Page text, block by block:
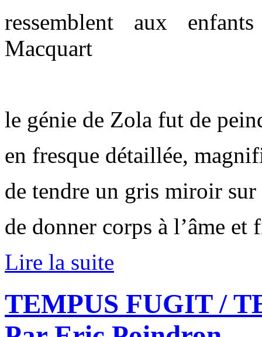
ressemblent aux
Macquart
le génie de Zola fut de
en fresque détaillée,
de tendre un gris miroir
de donner corps à l’âme et
Lire la suite
TEMPUS FUGIT /